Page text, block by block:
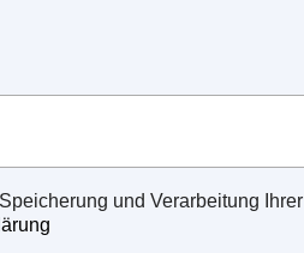
und Verarbeitung Ihrer